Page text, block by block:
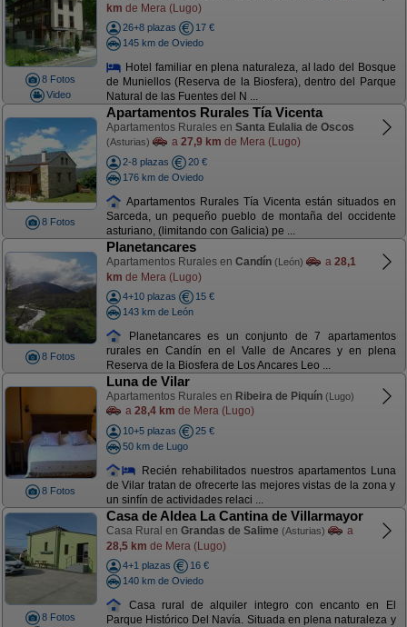
8 Fotos
Video
km de Mera (Lugo)
26+8 plazas
17 €
145 km de Oviedo
Hotel familiar en plena naturaleza, al lado del Bosque
de Muniellos (Reserva de la Biosfera), dentro del Parque
Natural de las Fuentes del N ...
8 Fotos
Apartamentos Rurales Tía Vicenta
Apartamentos Rurales en Santa Eulalia de Oscos
(Asturias) a 27,9 km de Mera (Lugo)
2-8 plazas
20 €
176 km de Oviedo
Apartamentos Rurales Tía Vicenta están situados en
Sarceda, un pequeño pueblo de montaña del occidente
asturiano, (limitando con Galicia) pe ...
8 Fotos
Planetancares
Apartamentos Rurales en Candín (León) a 28,1
km de Mera (Lugo)
4+10 plazas
15 €
143 km de León
Planetancares es un conjunto de 7 apartamentos
rurales en Candín en el Valle de Ancares y en plena
Reserva de la Biosfera de Los Ancares Leo ...
8 Fotos
Luna de Vilar
Apartamentos Rurales en Ribeira de Piquín (Lugo)
a 28,4 km de Mera (Lugo)
10+5 plazas
25 €
50 km de Lugo
Recién rehabilitados nuestros apartamentos Luna
de Vilar tratan de ofrecerte las mejores vistas de la zona y
un sinfín de actividades relaci ...
8 Fotos
Casa de Aldea La Cantina de Villarmayor
Casa Rural en Grandas de Salime (Asturias)
a
28,5 km de Mera (Lugo)
4+1 plazas
16 €
140 km de Oviedo
Casa rural de alquiler integro con encanto en El
Parque Histórico Del Navía. Situada en plena naturaleza y